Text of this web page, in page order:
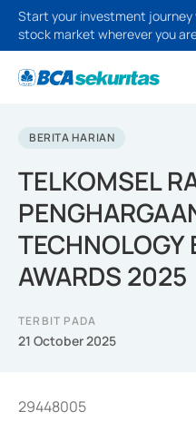
Start your investment
stock market wherever you
BERITA HARIAN
TELKOMSEL
TECHNOLOGY
AWARDS 2025
TERBIT PADA
21 October 2025
29448005